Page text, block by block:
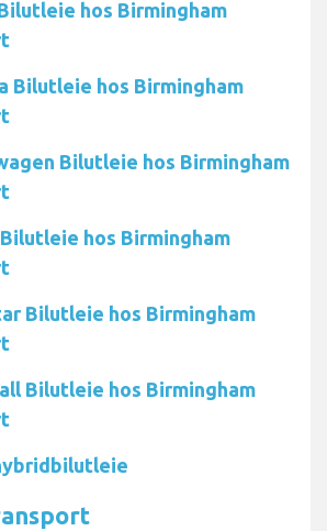
hos Birmingham
Bilutleie hos Birmingham
Bilutleie hos Birmingham
hos Birmingham
Bilutleie hos Birmingham
Bilutleie hos Birmingham